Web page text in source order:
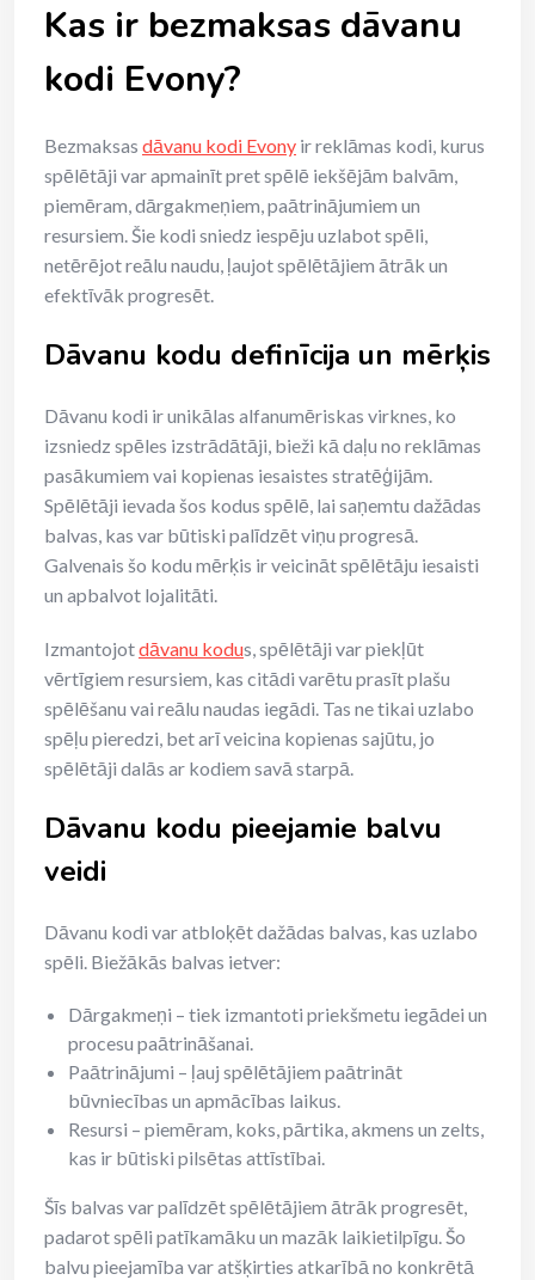
Kas ir bezmaksas dāvanu
kodi Evony?
Bezmaksas dāvanu kodi Evony ir reklāmas kodi, kurus
spēlētāji var apmainīt pret spēlē iekšējām balvām,
piemēram, dārgakmeņiem, paātrinājumiem un
resursiem. Šie kodi sniedz iespēju uzlabot spēli,
netērējot reālu naudu, ļaujot spēlētājiem ātrāk un
efektīvāk progresēt.
Dāvanu kodu definīcija un mērķis
Dāvanu kodi ir unikālas alfanumēriskas virknes, ko
izsniedz spēles izstrādātāji, bieži kā daļu no reklāmas
pasākumiem vai kopienas iesaistes stratēģijām.
Spēlētāji ievada šos kodus spēlē, lai saņemtu dažādas
balvas, kas var būtiski palīdzēt viņu progresā.
Galvenais šo kodu mērķis ir veicināt spēlētāju iesaisti
un apbalvot lojalitāti.
Izmantojotdāvanu kodus, spēlētāji var piekļūt
vērtīgiem resursiem, kas citādi varētu prasīt plašu
spēlēšanu vai reālu naudas iegādi. Tas ne tikai uzlabo
spēļu pieredzi, bet arī veicina kopienas sajūtu, jo
spēlētāji dalās ar kodiem savā starpā.
Dāvanu kodu pieejamie balvu
veidi
Dāvanu kodi var atbloķēt dažādas balvas, kas uzlabo
spēli. Biežākās balvas ietver:
Dārgakmeņi – tiek izmantoti priekšmetu iegādei un
procesu paātrināšanai.
Paātrinājumi – ļauj spēlētājiem paātrināt
būvniecības un apmācības laikus.
Resursi – piemēram, koks, pārtika, akmens un zelts,
kas ir būtiski pilsētas attīstībai.
Šīs balvas var palīdzēt spēlētājiem ātrāk progresēt,
padarot spēli patīkamāku un mazāk laikietilpīgu. Šo
balvu pieejamība var atšķirties atkarībā no konkrētā